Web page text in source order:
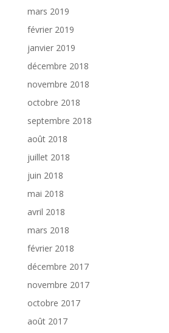
mars 2019
février 2019
janvier 2019
décembre 2018
novembre 2018
octobre 2018
septembre 2018
août 2018
juillet 2018
juin 2018
mai 2018
avril 2018
mars 2018
février 2018
décembre 2017
novembre 2017
octobre 2017
août 2017